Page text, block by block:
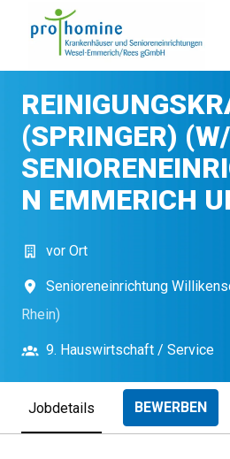
Inhalt
Startseite
(SPRINGER)
N EMMERICH
vor Ort
Senioreneinrichtung
Rhein)
9. Hauswirtschaft / Service
Jobdetails BEWERBEN